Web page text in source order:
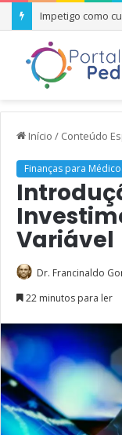
Impetigo como
Início / Conteúdo
Finanças para
Variável
Dr. Francinaldo
22 minutos para ler